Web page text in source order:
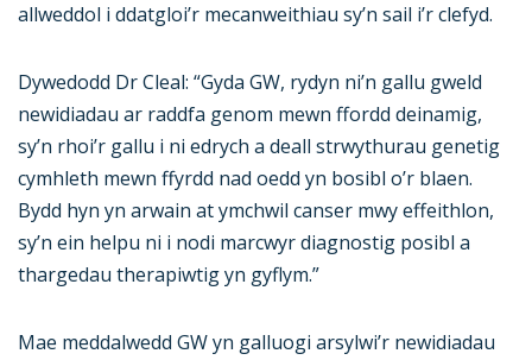
allweddol i ddatgloi’r mecanweithiau sy’n sail i’r clefyd.
Dywedodd Dr Cleal: “Gyda GW, rydyn ni’n gallu gweld
newidiadau ar raddfa genom mewn ffordd deinamig,
sy’n rhoi’r gallu i ni edrych a deall strwythurau genetig
cymhleth mewn ffyrdd nad oedd yn bosibl o’r blaen.
Bydd hyn yn arwain at ymchwil canser mwy effeithlon,
sy’n ein helpu ni i nodi marcwyr diagnostig posibl a
thargedau therapiwtig yn gyflym.”
Mae meddalwedd GW yn galluogi arsylwi’r newidiadau